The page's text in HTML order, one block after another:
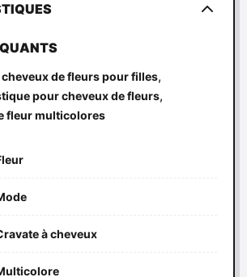
de fleurs pour filles,
pour cheveux de fleurs,
fleur multicolores
à cheveux